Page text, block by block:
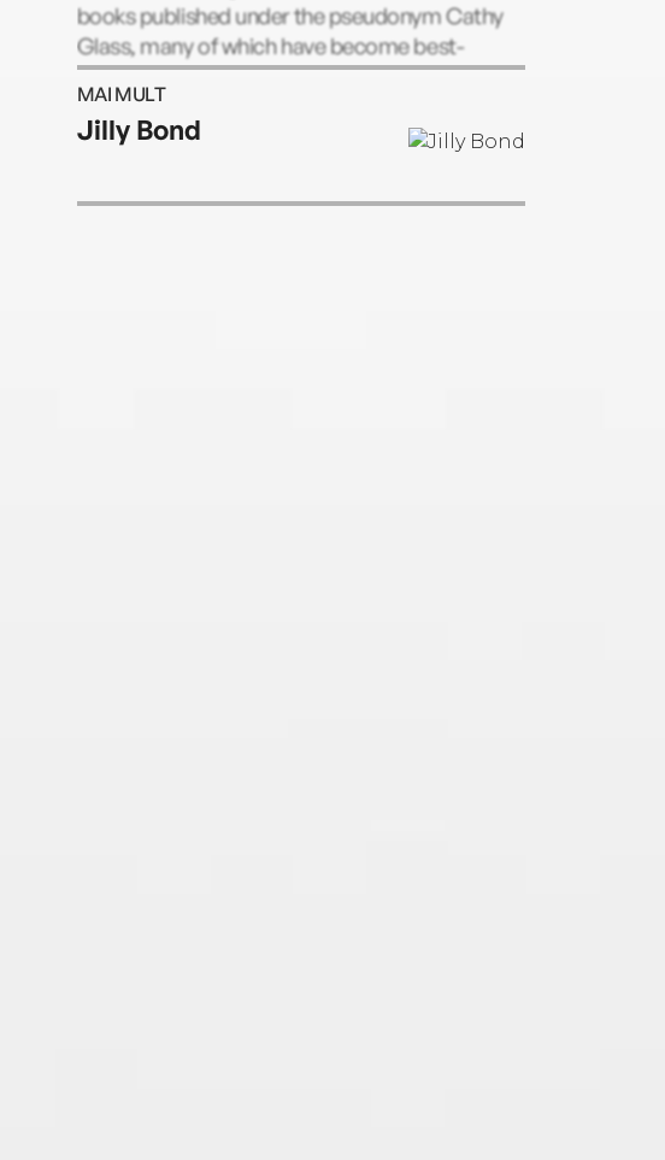
books published under the pseudonym Cathy
Glass, many of which have become best-
sellers.
MAI MULT
Jilly Bond